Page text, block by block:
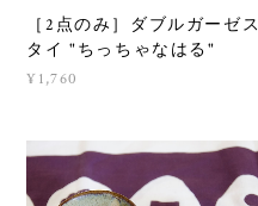
［2点のみ］ダブルガーゼス
タイ "ちっちゃなはる"
¥1,760